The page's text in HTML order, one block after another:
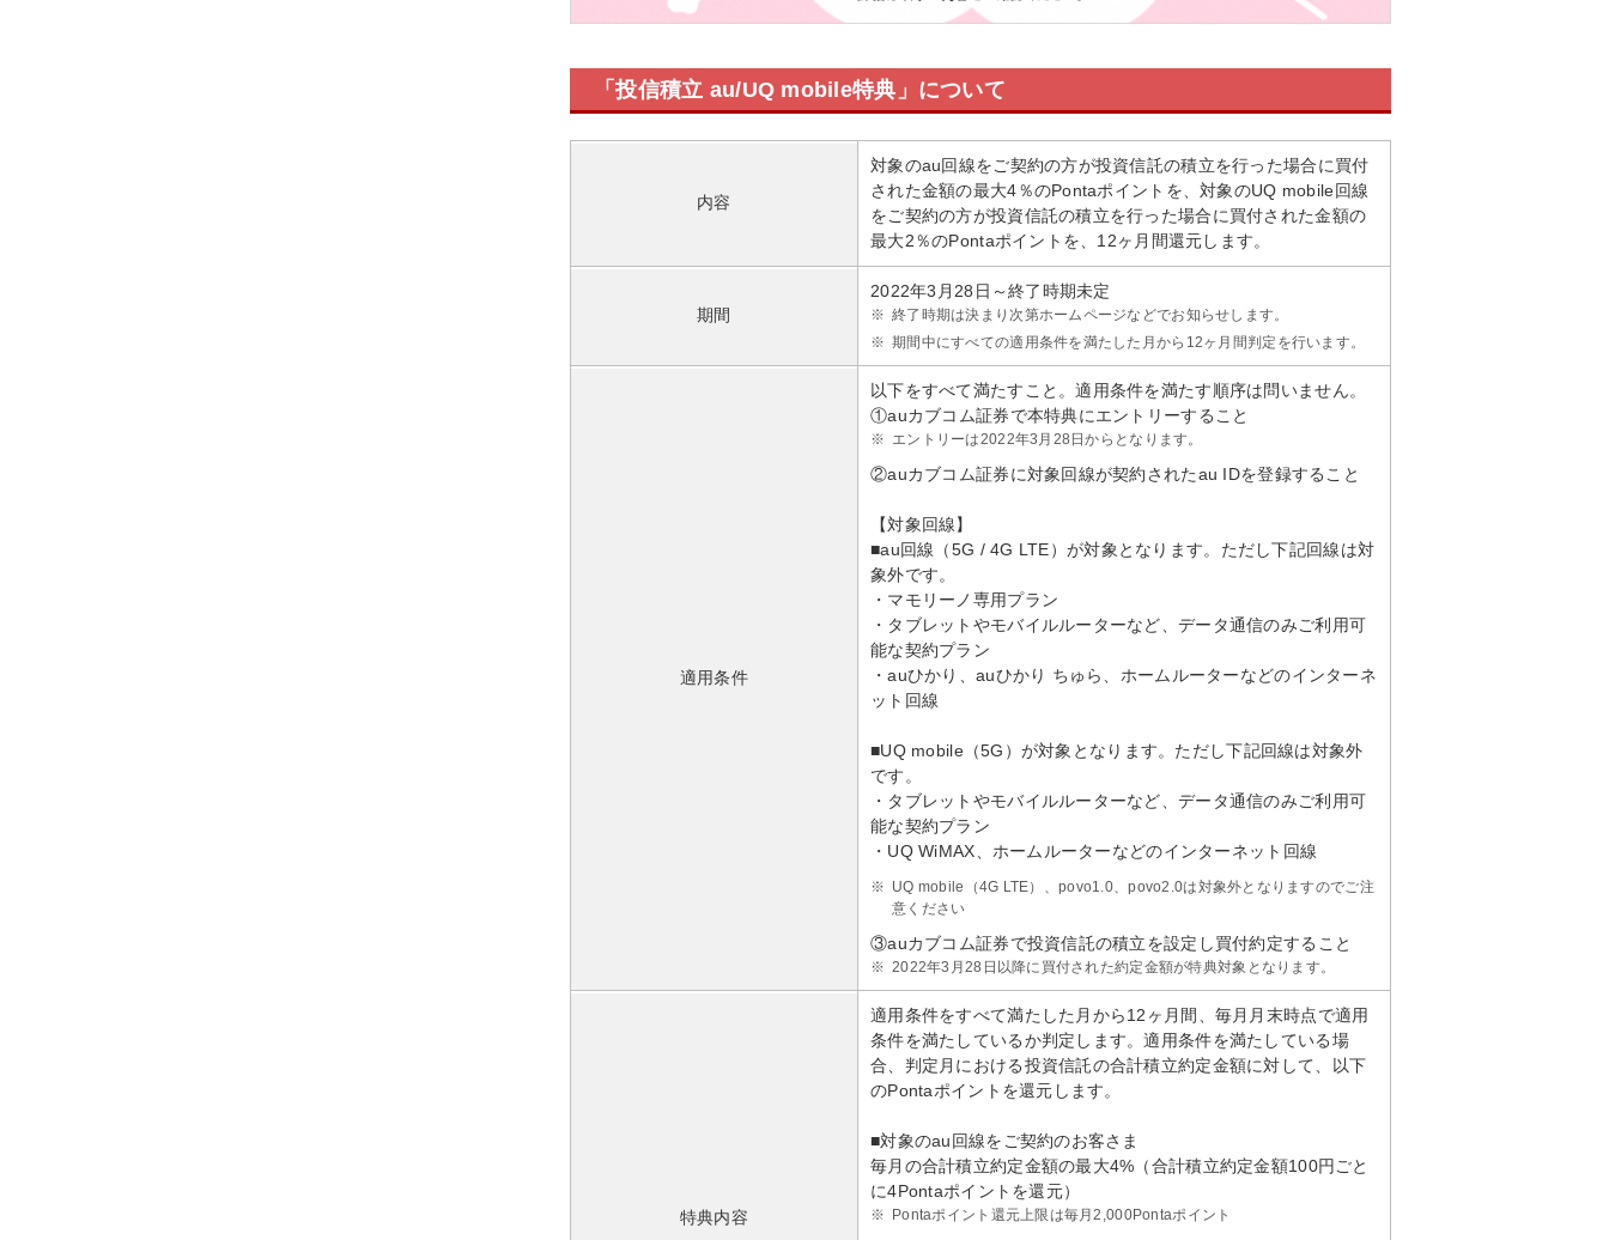
「投信積立 au/UQ mobile特典」について
内容
対象のau回線をご契約の方が投資信託の積立を行った場合に買付
された金額の最大4％のPontaポイントを、対象のUQ mobile回線
をご契約の方が投資信託の積立を行った場合に買付された金額の
最大2％のPontaポイントを、12ヶ月間還元します。
期間
2022年3月28日～終了時期未定
※ 終了時期は決まり次第ホームページなどでお知らせします。
※ 期間中にすべての適用条件を満たした月から12ヶ月間判定を行います。
適用条件
以下をすべて満たすこと。適用条件を満たす順序は問いません。
①auカブコム証券で本特典にエントリーすること
※ エントリーは2022年3月28日からとなります。
②auカブコム証券に対象回線が契約されたau IDを登録すること
【対象回線】
■au回線（5G / 4G LTE）が対象となります。ただし下記回線は対
象外です。
・マモリーノ専用プラン
・タブレットやモバイルルーターなど、データ通信のみご利用可
能な契約プラン
・auひかり、auひかり ちゅら、ホームルーターなどのインターネ
ット回線
■UQ mobile（5G）が対象となります。ただし下記回線は対象外
です。
・タブレットやモバイルルーターなど、データ通信のみご利用可
能な契約プラン
・UQ WiMAX、ホームルーターなどのインターネット回線
※ UQ mobile（4G LTE）、povo1.0、povo2.0は対象外となりますのでご注
意ください
③auカブコム証券で投資信託の積立を設定し買付約定すること
※ 2022年3月28日以降に買付された約定金額が特典対象となります。
特典内容
適用条件をすべて満たした月から12ヶ月間、毎月月末時点で適用
条件を満たしているか判定します。適用条件を満たしている場
合、判定月における投資信託の合計積立約定金額に対して、以下
のPontaポイントを還元します。
■対象のau回線をご契約のお客さま
毎月の合計積立約定金額の最大4%（合計積立約定金額100円ごと
に4Pontaポイントを還元）
※ Pontaポイント還元上限は毎月2,000Pontaポイント